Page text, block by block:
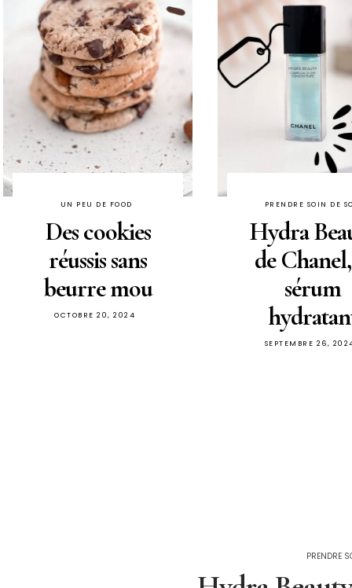
UN PEU DE FOOD
Des cookies
réussis sans
beurre mou
OCTOBRE 20, 2024
PRENDRE SOIN DE
Hydra
de
sérum
SEPTEMBRE 26,
PRENDRE